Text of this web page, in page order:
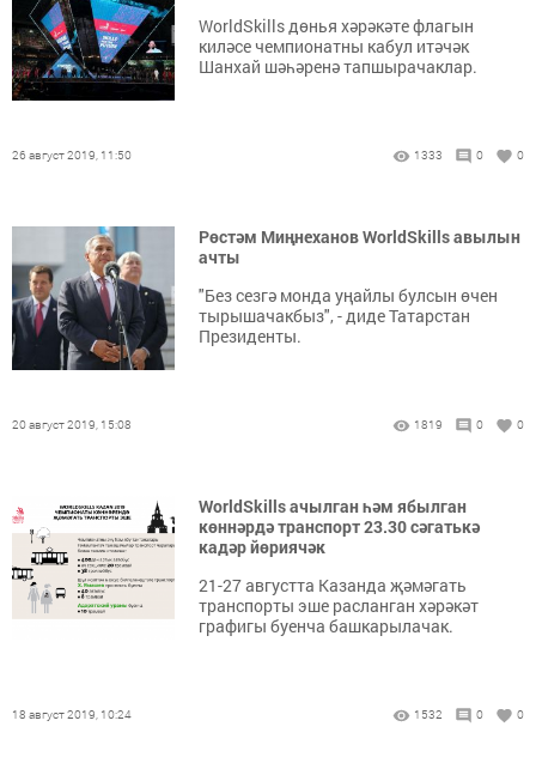
WorldSkills дөнья хәрәкәте флагын
киләсе чемпионатны кабул итәчәк
Шанхай шәһәренә тапшырачаклар.
26 август 2019, 11:50 1333 0 0
Рөстәм Миңнеханов WorldSkills авылын
ачты
"Без сезгә монда уңайлы булсын өчен
тырышачакбыз", - диде Татарстан
Президенты.
20 август 2019, 15:08 1819 0 0
WorldSkills ачылган һәм ябылган
көннәрдә транспорт 23.30 сәгатькә
кадәр йөриячәк
21-27 августта Казанда җәмәгать
транспорты эше расланган хәрәкәт
графигы буенча башкарылачак.
18 август 2019, 10:24 1532 0 0